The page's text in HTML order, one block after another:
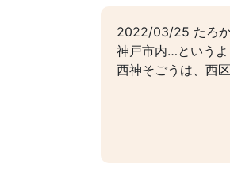
2022/03/25 たろ
神戸市内…というよ
西神そごうは、西